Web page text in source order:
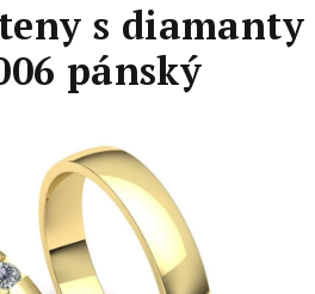
s diamanty
pánský